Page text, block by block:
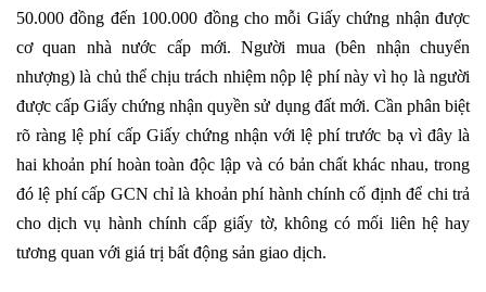
50.000 đồng đến 100.000 đồng cho mỗi Giấy chứng nhận được
cơ quan nhà nước cấp mới. Người mua (bên nhận chuyển
nhượng) là chủ thể chịu trách nhiệm nộp lệ phí này vì họ là người
được cấp Giấy chứng nhận quyền sử dụng đất mới. Cần phân biệt
rõ ràng lệ phí cấp Giấy chứng nhận với lệ phí trước bạ vì đây là
hai khoản phí hoàn toàn độc lập và có bản chất khác nhau, trong
đó lệ phí cấp GCN chỉ là khoản phí hành chính cố định để chi trả
cho dịch vụ hành chính cấp giấy tờ, không có mối liên hệ hay
tương quan với giá trị bất động sản giao dịch.